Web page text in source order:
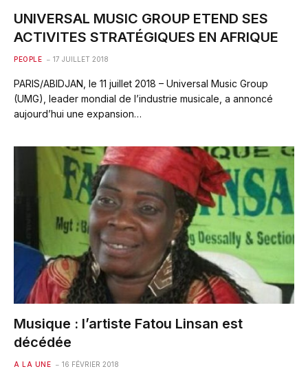
UNIVERSAL MUSIC GROUP ETEND SES
ACTIVITES STRATÉGIQUES EN AFRIQUE
PEOPLE 17 JUILLET 2018
PARIS/ABIDJAN, le 11 juillet 2018 – Universal Music Group
(UMG), leader mondial de l’industrie musicale, a annoncé
aujourd’hui une expansion…
Musique : l’artiste Fatou Linsan est
décédée
A LA UNE 16 FÉVRIER 2018